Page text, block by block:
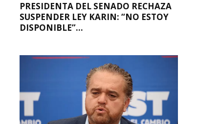
PRESIDENTA DEL SENADO RECHAZA
SUSPENDER LEY KARIN: “NO ESTOY
DISPONIBLE”...